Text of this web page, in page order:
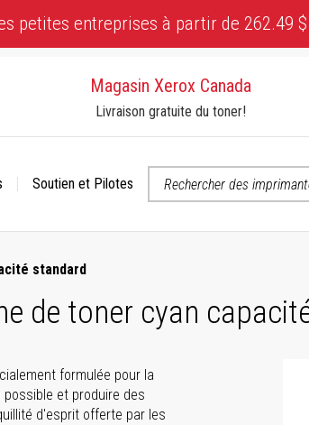
petites entreprises à partir de 262.49 $
Magasin Xerox Canada
Livraison gratuite du toner!
Soutien et Pilotes
standard
de toner cyan
formulée pour la
et produire des
d'esprit offerte par les